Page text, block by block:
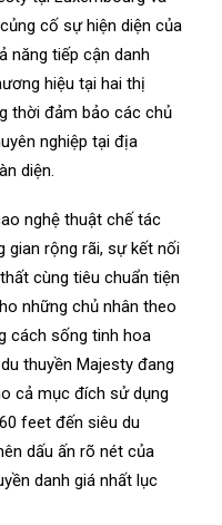
cố sự hiện diện của
năng tiếp cận danh
hiệu tại hai thị
thời đảm bảo các chủ
nghiệp tại địa
diện.
nghệ thuật chế tác
gian rộng rãi, sự kết nối
cùng tiêu chuẩn tiện
những chủ nhân theo
cách sống tinh hoa
thuyền Majesty đang
cả mục đích sử dụng
feet đến siêu du
dấu ấn rõ nét của
danh giá nhất lục